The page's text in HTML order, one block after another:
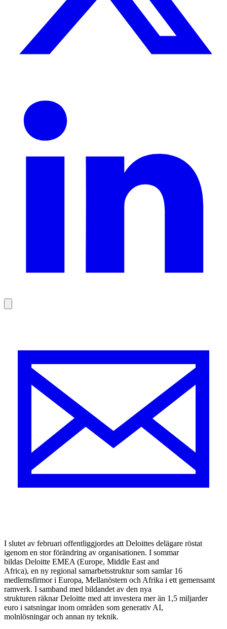
I slutet av februari offentliggjordes att Deloittes delägare röstat
igenom en stor förändring av organisationen. I sommar
bildas Deloitte EMEA (Europe, Middle East and
Africa), en ny regional samarbetsstruktur som samlar 16
medlemsfirmor i Europa, Mellanöstern och Afrika i ett gemensamt
ramverk. I samband med bildandet av den nya
strukturen räknar Deloitte med att investera mer än 1,5 miljarder
euro i satsningar inom områden som generativ AI,
molnlösningar och annan ny teknik.